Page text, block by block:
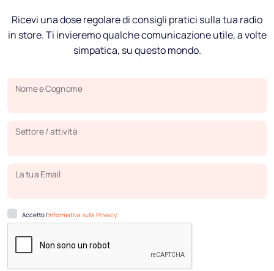
Ricevi una dose regolare di consigli pratici sulla tua radio
in store. Ti invieremo qualche comunicazione utile, a volte
simpatica, su questo mondo.
Nome e Cognome
Settore / attività
La tua Email
Accetto l’Informativa sulla Privacy